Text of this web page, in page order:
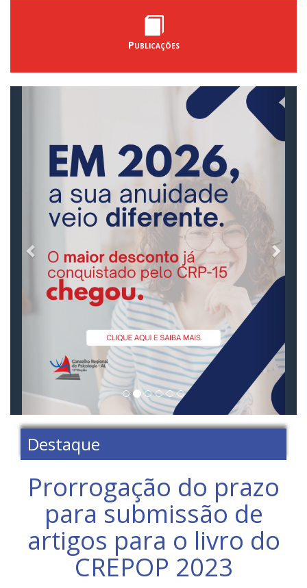
Publicações
Destaque
Prorrogação do prazo
para submissão de
artigos para o livro do
CREPOP 2023